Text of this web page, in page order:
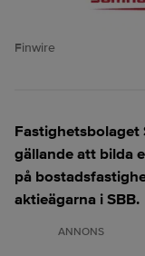
Finwire
Fastighetsbolaget
gällande att bilda
på
aktieägarna i SBB.
ANNONS